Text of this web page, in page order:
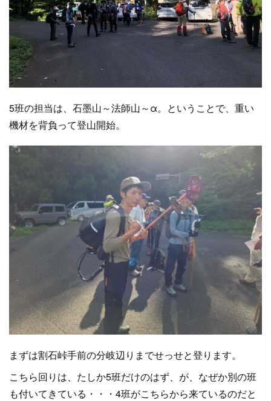
5班の担当は、石墨山～法師山～α。ということで、重い
機材を背負って登山開始。
まずは割石峠手前の分岐辺りまでせっせと登ります。
こちら回りは、たしか5班だけのはず、が、なぜか別の班
も付いてきている・・・4班がこちらから来ているのだと